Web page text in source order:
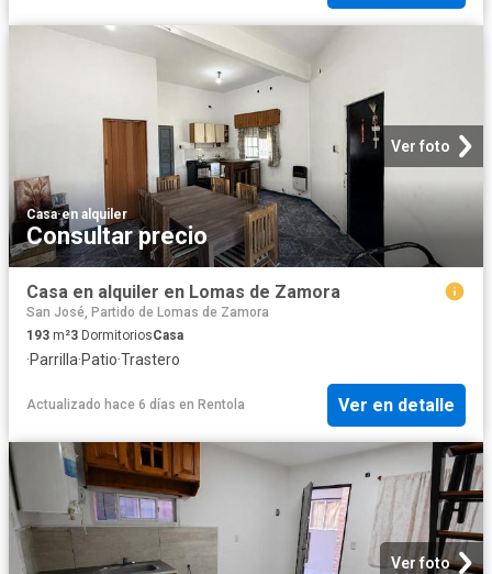
Ver foto
Casa·en alquiler
Consultar precio
Casa en alquiler en Lomas de Zamora
San José, Partido de Lomas de Zamora
193 m²3 DormitoriosCasa
·Parrilla·Patio·Trastero
Actualizado hace 6 días en Rentola Ver en detalle
Ver foto